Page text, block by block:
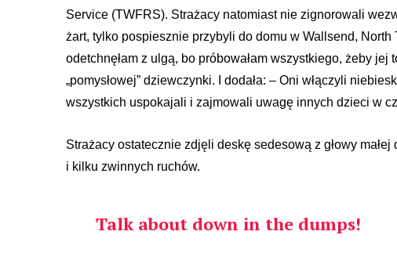
Service (TWFRS). Strażacy natomiast nie zignorowali
żart, tylko pospiesznie przybyli do domu w Wallsend,
odetchnęłam z ulgą, bo próbowałam wszystkiego, żeby jej
„pomysłowej” dziewczynki. I dodała: – Oni włączyli
wszystkich uspokajali i zajmowali uwagę innych dzieci w
Strażacy ostatecznie zdjęli deskę sedesową z głowy
i kilku zwinnych ruchów.
Talk about down in the dumps!